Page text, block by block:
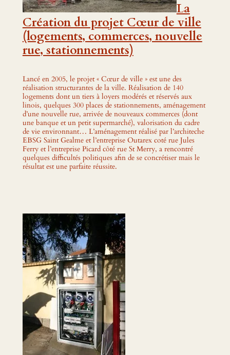
La
Création du projet Cœur de ville
(logements, commerces, nouvelle
rue, stationnements)
Lancé en 2005, le projet « Cœur de ville » est une des
réalisation structurantes de la ville. Réalisation de 140
logements dont un tiers à loyers modérés et réservés aux
linois, quelques 300 places de stationnements, aménagement
d’une nouvelle rue, arrivée de nouveaux commerces (dont
une banque et un petit supermarché), valorisation du cadre
de vie environnant… L’aménagement réalisé par l’architeche
EBSG Saint Gealme et l’entreprise Outarex coté rue Jules
Ferry et l’entreprise Picard côté rue St Merry, a rencontré
quelques difficultés politiques afin de se concrétiser mais le
résultat est une parfaite réussite.